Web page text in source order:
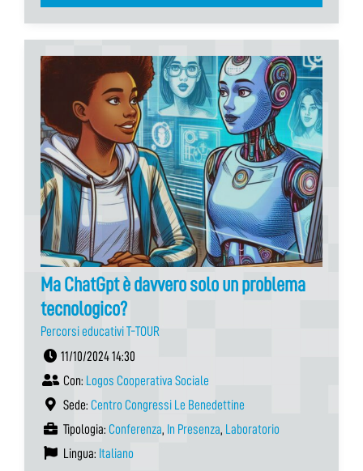
Ma ChatGpt è davvero solo un problema
tecnologico?
Percorsi educativi T-TOUR
11/10/2024 14:30
Con: Logos Cooperativa Sociale
Sede: Centro Congressi Le Benedettine
Tipologia: Conferenza, In Presenza, Laboratorio
Lingua: Italiano